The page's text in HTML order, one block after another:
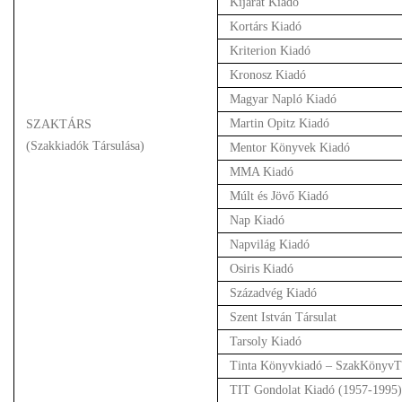
SZAKTÁRS
(Szakkiadók Társulása)
Kortárs Kiadó
Kriterion Kiadó
Kronosz Kiadó
Magyar Napló Kiadó
Martin Opitz Kiadó
Mentor Könyvek Kiadó
MMA Kiadó
Múlt és Jövő Kiadó
Nap Kiadó
Napvilág Kiadó
Osiris Kiadó
Századvég Kiadó
Szent István Társulat
Tarsoly Kiadó
Tinta Könyvkiadó –
TIT Gondolat Kiadó (1957-1995)